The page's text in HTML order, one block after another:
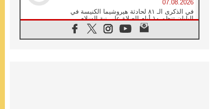
07.08.2026
في الذكرى الـ ٨١ لحادثة هيروشيما الكنيسة في
اليابان تنظم ١٠ أيام للصلاة على نية السلام
الكنيسة في الأوروغواي: زيارة البابا ستعزز